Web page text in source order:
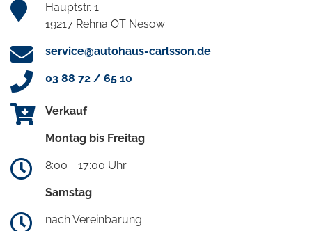
Hauptstr. 1
19217 Rehna OT Nesow
service@autohaus-carlsson.de
03 88 72 / 65 10
Verkauf
Montag bis Freitag
8:00 - 17:00 Uhr
Samstag
nach Vereinbarung